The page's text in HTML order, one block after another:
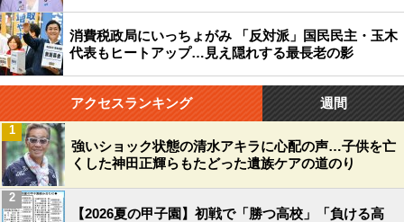
消費税政局にいっちょがみ 「反対派」国民民主・玉木
代表もヒートアップ…見え隠れする最長老の影
アクセスランキング 週間
強いショック状態の清水アキラに心配の声…子供を亡
くした神田正輝らもたどった遺族ケアの道のり
1
【2026夏の甲子園】初戦で「勝つ高校」「負ける高
2